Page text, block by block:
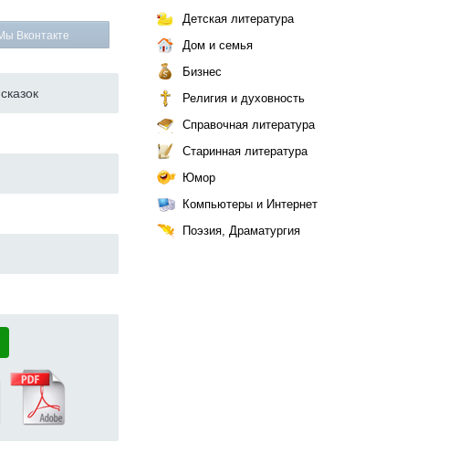
Вконтакте
Детская литература
Дом и семья
Бизнес
Религия и духовность
Справочная литература
Старинная литература
Юмор
Компьютеры и Интернет
Поэзия, Драматургия